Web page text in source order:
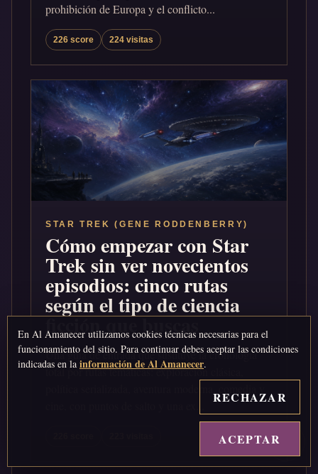
prohibición de Europa y el conflicto...
226 score 224 visitas
STAR TREK (GENE RODDENBERRY)
Cómo empezar con Star
Trek sin ver novecientos
episodios: cinco rutas
según el tipo de ciencia
ficción que buscas
Una guía de entrada que sustituye la cronología
total por rutas temáticas: exploración clásica,
En Al Amanecer utilizamos cookies técnicas necesarias para el
funcionamiento del sitio. Para continuar debes aceptar las condiciones
indicadas en la información de Al Amanecer.
RECHAZAR
ACEPTAR